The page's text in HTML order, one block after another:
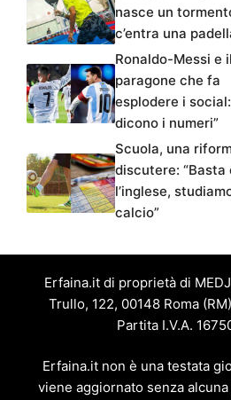
nasce un
c’entra una
Ronaldo-Messi e il
paragone che fa
esplodere i social:
dicono i numeri”
Scuola, una
discutere: “Basta
l’inglese,
calcio”
Erfaina.it di proprietà di
Trullo, 122, 00148 Roma
Partita I.V.A.
Erfaina.it non è una testata
viene aggiornato senza